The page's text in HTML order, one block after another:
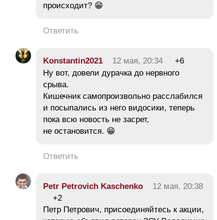
происходит? 😁
Ответить
Konstantin2021 12 мая, 20:34
+6
Ну вот, довели дурачка до нервного
срыва.
Кишечник самопроизвольно расслабился
и посыпались из него видосики, теперь
пока всю новость не засрет,
не остановится. 😁
Ответить
Petr Petrovich Kaschenko
12 мая, 20:38
+2
Петр Петрович, присоединяйтесь к акции,